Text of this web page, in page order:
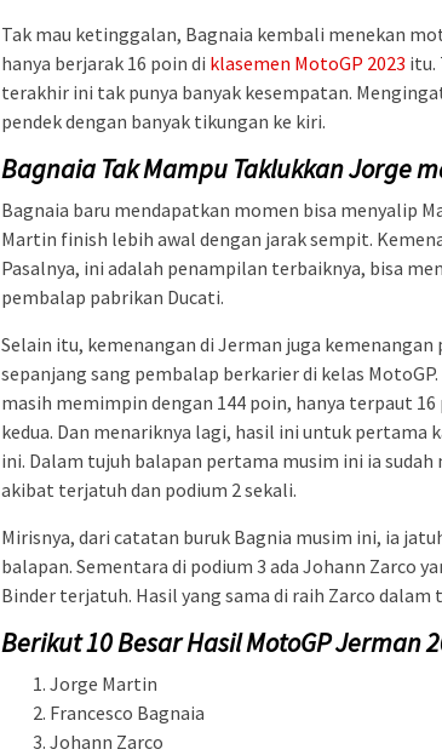
Tak mau ketinggalan, Bagnaia kembali menekan
hanya berjarak 16 poin di klasemen MotoGP 2023 itu.
terakhir ini tak punya banyak kesempatan.
pendek dengan banyak tikungan ke kiri.
Bagnaia Tak Mampu Taklukkan Jorge
Bagnaia baru mendapatkan momen bisa menyalip
Martin finish lebih awal dengan jarak sempit.
Pasalnya, ini adalah penampilan terbaiknya, bisa
pembalap pabrikan Ducati.
Selain itu, kemenangan di Jerman juga
sepanjang sang pembalap berkarier di kelas
masih memimpin dengan 144 poin, hanya terpaut
kedua. Dan menariknya lagi, hasil ini untuk pertama
ini. Dalam tujuh balapan pertama musim ini ia
akibat terjatuh dan podium 2 sekali.
Mirisnya, dari catatan buruk Bagnia musim ini, ia
balapan. Sementara di podium 3 ada Johann Zarco
Binder terjatuh. Hasil yang sama di raih Zarco
Berikut 10 BesarHasil MotoGP Jerman
Jorge Martin
Francesco Bagnaia
Johann Zarco